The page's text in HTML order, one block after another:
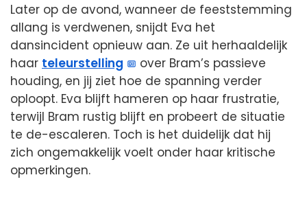
Later op de avond, wanneer de feeststemming
allang is verdwenen, snijdt Eva het
dansincident opnieuw aan. Ze uit herhaaldelijk
haar teleurstelling
over Bram’s passieve
houding, en jij ziet hoe de spanning verder
oploopt. Eva blijft hameren op haar frustratie,
terwijl Bram rustig blijft en probeert de situatie
te de-escaleren. Toch is het duidelijk dat hij
zich ongemakkelijk voelt onder haar kritische
opmerkingen.